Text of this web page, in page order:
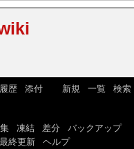
履歴| 添付] [ 新規 一覧
検索
| 凍結| 差分 バックアップ|
最終更新| ヘルプ]